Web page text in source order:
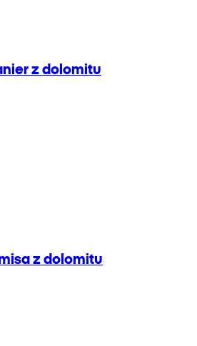
z dolomitu
z dolomitu